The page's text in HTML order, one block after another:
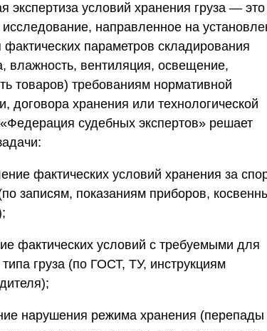
экспертиза условий хранения груза — это
исследование, направленное на
фактических параметров складирования
влажность, вентиляция, освещение,
товаров) требованиям нормативной
договора хранения или технологической
судебных экспертов» решает
фактических условий хранения за
записям, показаниям приборов,
фактических условий с требуемыми для
груза (по ГОСТ, ТУ, инструкциям
нарушения режима хранения (перепады